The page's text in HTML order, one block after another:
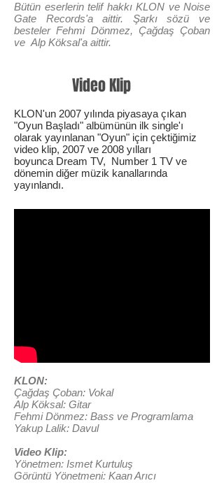
Bütün eserlerin telif hakkı KLON ve Noise
Gate Records'a aittir. Şarkı sözü ve
besteler Fehmi Dönmez, Çağdaş Çoban
ve Alp Köksal'a aittir.
Video Klip
KLON'un 2007 yılında piyasaya çıkan
"Oyun Başladı" albümünün ilk single'ı
olarak yayınlanan "Oyun" için çektiğimiz
video klip, 2007 ve 2008 yılları
boyunca Dream TV, Number 1 TV ve
dönemin diğer müzik kanallarında
yayınlandı.
KLON:
Çağdaş Çoban: Vokal
Alp Köksal: Gitar
Fehmi Dönmez: Bass ve Programlama
Yakup Lalik: Davul
Video Klip:
Yönetmen: Ismet Kurtuluş
Görüntü Yönetmeni: Kaan Arıcı